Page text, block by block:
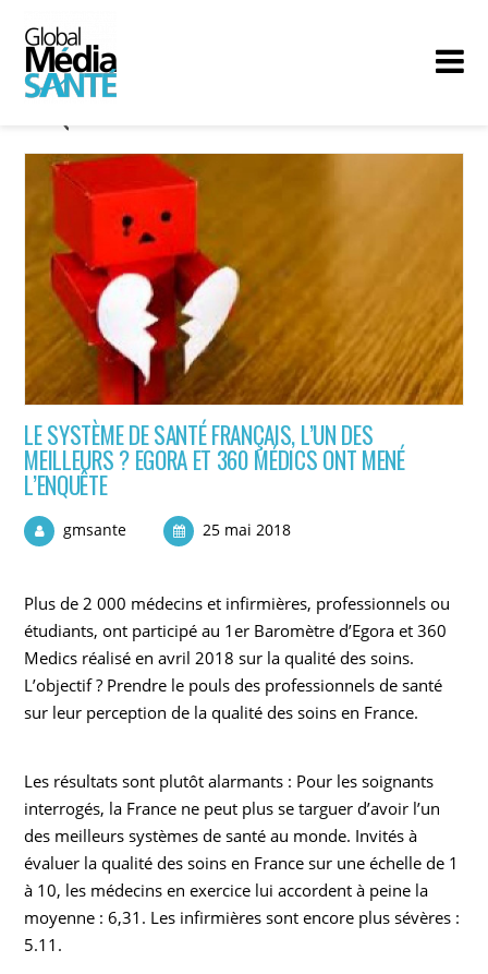
ENQUÊTE
LE SYSTÈME DE SANTÉ FRANÇAIS, L’UN DES
MEILLEURS ? EGORA ET 360 MÉDICS ONT MENÉ
L’ENQUÊTE
gmsante 25 mai 2018
Plus de 2 000 médecins et infirmières, professionnels ou
étudiants, ont participé au 1er Baromètre d’Egora et 360
Medics réalisé en avril 2018 sur la qualité des soins.
L’objectif ? Prendre le pouls des professionnels de santé
sur leur perception de la qualité des soins en France.
Les résultats sont plutôt alarmants : Pour les soignants
interrogés, la France ne peut plus se targuer d’avoir l’un
des meilleurs systèmes de santé au monde. Invités à
évaluer la qualité des soins en France sur une échelle de 1
à 10, les médecins en exercice lui accordent à peine la
moyenne : 6,31. Les infirmières sont encore plus sévères :
5.11.